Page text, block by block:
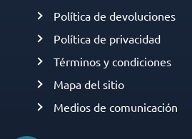
Política de devoluciones
Política de privacidad
Términos y condiciones
Mapa del sitio
Medios de comunicación